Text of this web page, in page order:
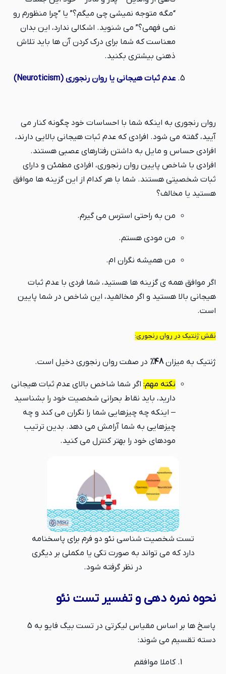
“مگه متوجه نمیشی چی میگم؟” یا “چرا منظورم رو
نمی فهمی؟” می شنوید. اشکالی ندارد، این بدان
معناست که شما برای درک کردن آن ها باید تلاش
ذهنی بیشتری بکنید.
عدم ثبات هیجانی یا روان رنجوری (Neuroticism)
روان رنجوری به اینکه شما با احساسات خود چگونه کنار می
آیید، گفته می شود. افرادی که عدم ثبات هیجانی بالایی دارند،
افرادی حساس و مایل به داشتن رفتارهای عصبی هستند.
افرادی با شاخص پایین روان رنجوری، افرادی مطمئن و دارای
ثبات شخصیتی هستند. شما با هر کدام از این گزینه ها موافق
هستید یا مخالف؟
من به راحتی استرس می گیرم.
من مودی هستم.
من همیشه نگران ام.
اگر موافق همه ی گزینه ها هستید، شما فردی با عدم ثبات
هیجانی بالا هستید و اگر مخالفید، این شاخص در شما پایین
است.
نقش ژنتیک در روان رنجوری:
ژنتیک به میزان48% در صفت روان رنجوری دخیل است.
نکته مهم: اگر شما شاخص بالای عدم ثبات هیجانی
دارید، باید نقاط بحرانی شخصیت خود را بشناسید
– اینکه چه چیزهایی شما را نگران می کند و چه
چیزهایی به شما آرامش می دهد. بدین ترتیب
مودهای خود را بهتر کنترل می کنید.
تست شخصیت شناسی نئو دو فرم برای پاسخنامه
دارد که می تواند به صورت تکی یا مکملی بر دیگری
در نظر گرفته شود.
نحوه نمره دهی و تفسیر تست نئو
پاسخ ها بر اساس مقیاس لیکرتی در تست بیگ فایو به 5
دسته تقسیم می شوند:
کاملا موافقم